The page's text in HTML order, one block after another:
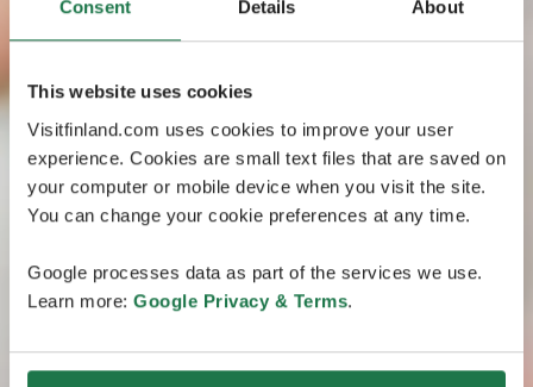
Consent Details About
This website uses cookies
Visitfinland.com uses cookies to improve your user
experience. Cookies are small text files that are saved on
your computer or mobile device when you visit the site.
You can change your cookie preferences at any time.
Google processes data as part of the services we use.
Learn more: Google Privacy & Terms.